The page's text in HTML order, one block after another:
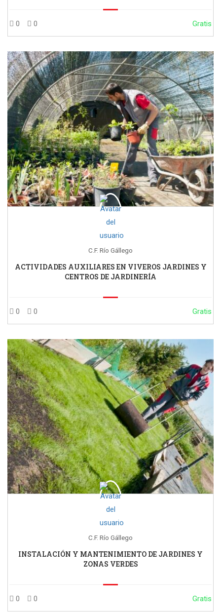
0 0 Gratis
C.F. Río Gállego
ACTIVIDADES AUXILIARES EN VIVEROS JARDINES Y
CENTROS DE JARDINERÍA
0 0 Gratis
C.F. Río Gállego
INSTALACIÓN Y MANTENIMIENTO DE JARDINES Y
ZONAS VERDES
0 0 Gratis